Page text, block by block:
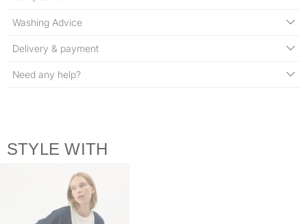
Washing Advice
Delivery & payment
Need any help?
STYLE WITH